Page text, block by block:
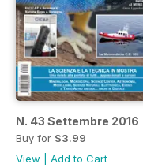
N. 43 Settembre 2016
Buy for $3.99
View
Add to Cart